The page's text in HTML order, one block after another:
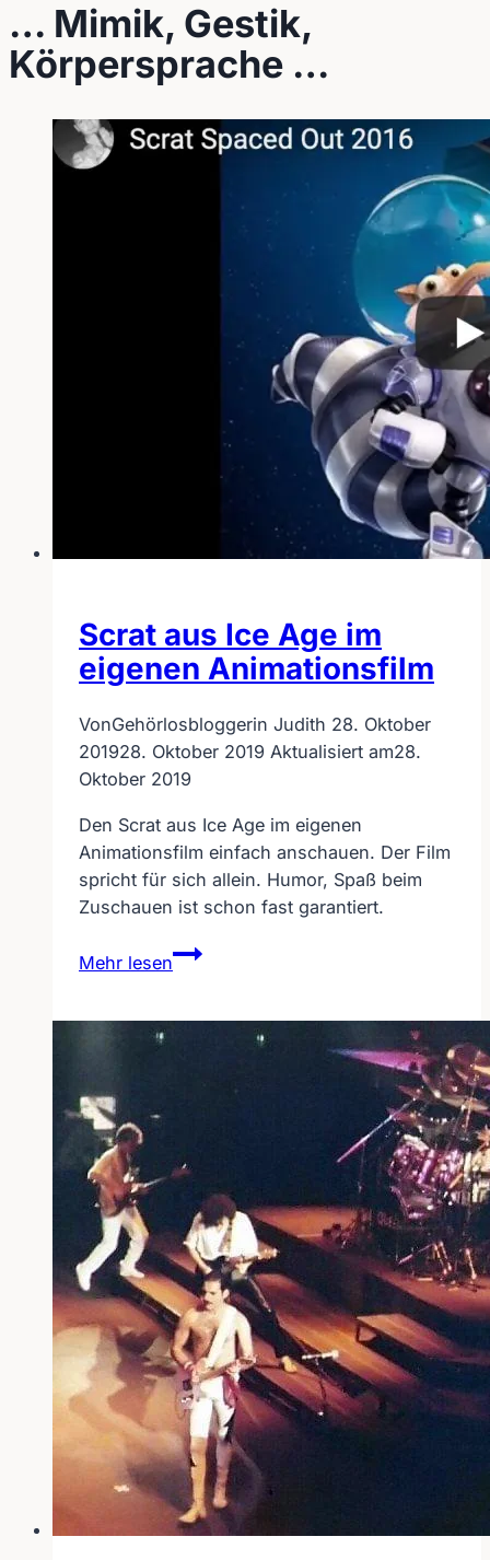
… Mimik, Gestik,
Körpersprache …
Scrat aus Ice Age im
eigenen Animationsfilm
VonGehörlosbloggerin Judith 28. Oktober
201928. Oktober 2019 Aktualisiert am28.
Oktober 2019
Den Scrat aus Ice Age im eigenen
Animationsfilm einfach anschauen. Der Film
spricht für sich allein. Humor, Spaß beim
Zuschauen ist schon fast garantiert.
Mehr lesen
Scrat
aus
eigenen